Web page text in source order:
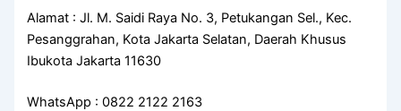
Alamat : Jl. M. Saidi Raya No. 3, Petukangan Sel., Kec.
Pesanggrahan, Kota Jakarta Selatan, Daerah Khusus
Ibukota Jakarta 11630
WhatsApp : 0822 2122 2163